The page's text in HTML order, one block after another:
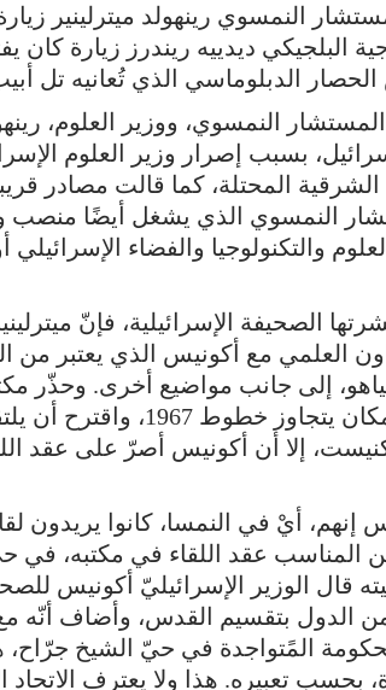
النمسوي رينهولد ميترلينير
البلجيكي ديدييه ريندرز زيارة
الدبلوماسي الذي تُعانيه تل
النمسوي، ووزير العلوم،
بسبب إصرار وزير العلوم
المحتلة، كما قالت مصادر
النمسوي الذي يشغل أيضًا منصب
والتكنولوجيا والفضاء
الصحيفة الإسرائيلية، فإنّ
العلمي مع أكونيس الذي يعتبر
إلى جانب مواضيع أخرى. وحذّر
لن يحضر لقاء، يعقد في مكان
إلا أن أكونيس أصرّ على عقد
إنهم، أيْ في النمسا، كانوا يريدون
المناسب عقد اللقاء في مكتبه، في
قال الوزير الإسرائيليّ أكونيس
الدول بتقسيم القدس، وأضاف أنّه مع
المًتواجدة في حيّ الشيخ
بحسب تعبيره. هذا ولا يعترف الاتحاد